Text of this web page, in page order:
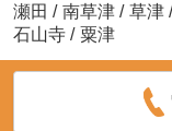
瀬田 / 南草津 / 草津 /
石山寺 / 粟津